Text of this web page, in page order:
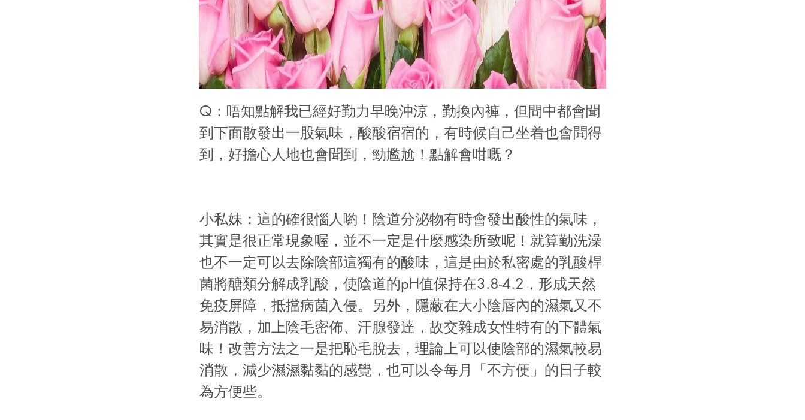
Q：唔知點解我已經好勤力早晚沖涼，勤換內褲，但間中都會聞
到下面散發出一股氣味，酸酸宿宿的，有時候自己坐着也會聞得
到，好擔心人地也會聞到，勁尷尬！點解會咁嘅？ ​
小私妹：這的確很惱人喲！陰道分泌物有時會發出酸性的氣味，
其實是很正常現象喔，並不一定是什麼感染所致呢！就算勤洗澡
也不一定可以去除陰部這獨有的酸味，這是由於私密處的乳酸桿
菌將醣類分解成乳酸，使陰道的pH值保持在3.8-4.2，形成天然
免疫屏障，抵擋病菌入侵。另外，隱蔽在大小陰唇內的濕氣又不
易消散，加上陰毛密佈、汗腺發達，故交雜成女性特有的下體氣
味！改善方法之一是把恥毛脫去，理論上可以使陰部的濕氣較易
消散，減少濕濕黏黏的感覺，也可以令每月「不方便」的日子較
為方便些。